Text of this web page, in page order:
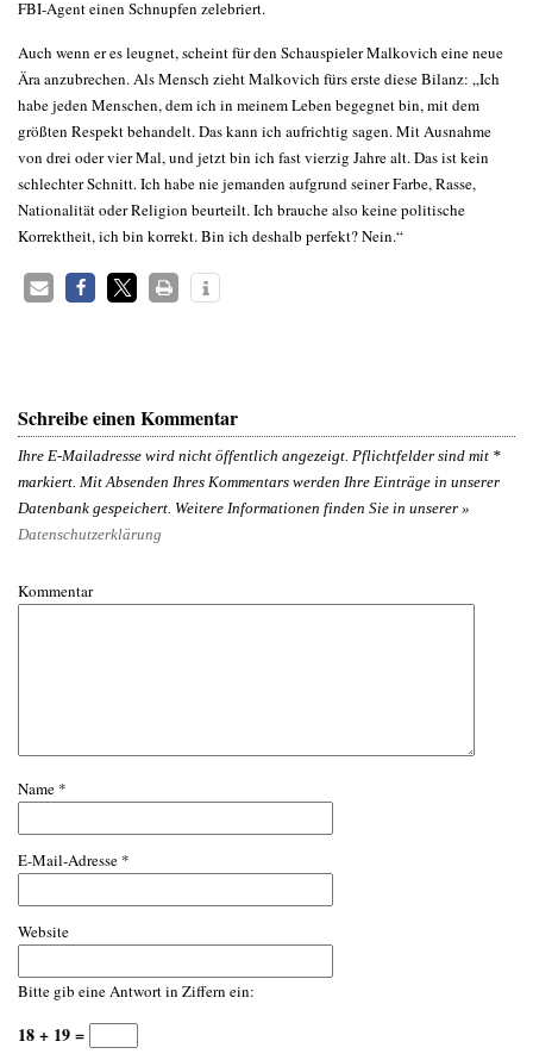
FBI-Agent einen Schnupfen zelebriert.
Auch wenn er es leugnet, scheint für den Schauspieler Malkovich eine neue
Ära anzubrechen. Als Mensch zieht Malkovich fürs erste diese Bilanz: „Ich
habe jeden Menschen, dem ich in meinem Leben begegnet bin, mit dem
größten Respekt behandelt. Das kann ich aufrichtig sagen. Mit Ausnahme
von drei oder vier Mal, und jetzt bin ich fast vierzig Jahre alt. Das ist kein
schlechter Schnitt. Ich habe nie jemanden aufgrund seiner Farbe, Rasse,
Nationalität oder Religion beurteilt. Ich brauche also keine politische
Korrektheit, ich bin korrekt. Bin ich deshalb perfekt? Nein.“
Schreibe einen Kommentar
Ihre E-Mailadresse wird nicht öffentlich angezeigt. Pflichtfelder sind mit *
markiert. Mit Absenden Ihres Kommentars werden Ihre Einträge in unserer
Datenbank gespeichert. Weitere Informationen finden Sie in unserer »
Datenschutzerklärung
Kommentar
Name *
E-Mail-Adresse *
Website
Bitte gib eine Antwort in Ziffern ein:
18 + 19 =